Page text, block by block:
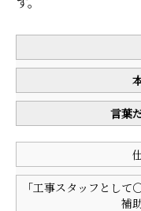
す。
言葉
「工事スタッフとして
補